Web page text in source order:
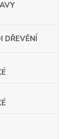
DŘEVĚNÍ